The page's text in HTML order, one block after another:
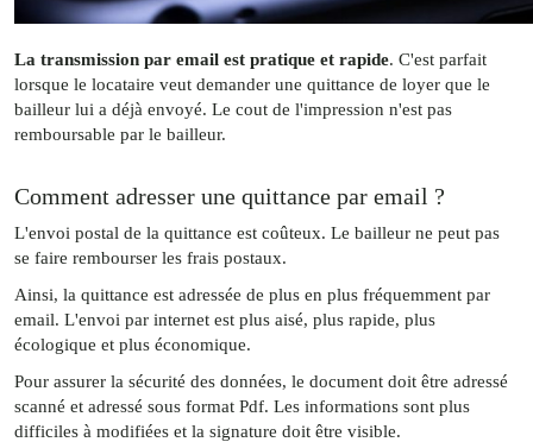
La transmission par email est pratique et rapide. C'est parfait
lorsque le locataire veut demander une quittance de loyer que le
bailleur lui a déjà envoyé. Le cout de l'impression n'est pas
remboursable par le bailleur.
Comment adresser une quittance par email ?
L'envoi postal de la quittance est coûteux. Le bailleur ne peut pas
se faire rembourser les frais postaux.
Ainsi, la quittance est adressée de plus en plus fréquemment par
email. L'envoi par internet est plus aisé, plus rapide, plus
écologique et plus économique.
Pour assurer la sécurité des données, le document doit être adressé
scanné et adressé sous format Pdf. Les informations sont plus
difficiles à modifiées et la signature doit être visible.